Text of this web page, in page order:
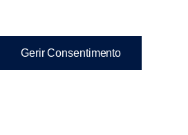
Gerir Consentimento